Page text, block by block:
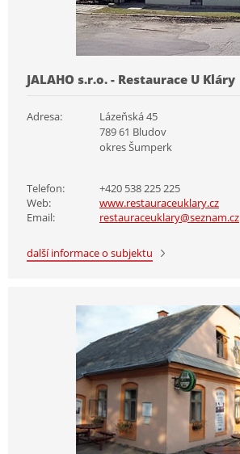
JALAHO s.r.o. - Restaurace U Kláry
Adresa:
Lázeňská 45
789 61 Bludov
okres Šumperk
Telefon:
+420 538 225 225
Web:
www.restauraceuklary.cz
Email:
restauraceuklary@seznam.cz
další informace o subjektu